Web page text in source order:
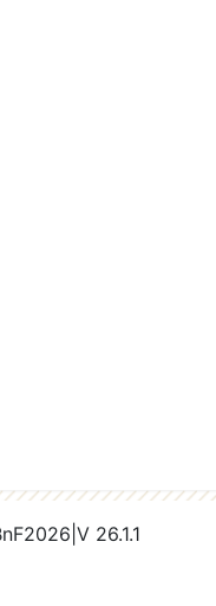
2026 V 26.1.1